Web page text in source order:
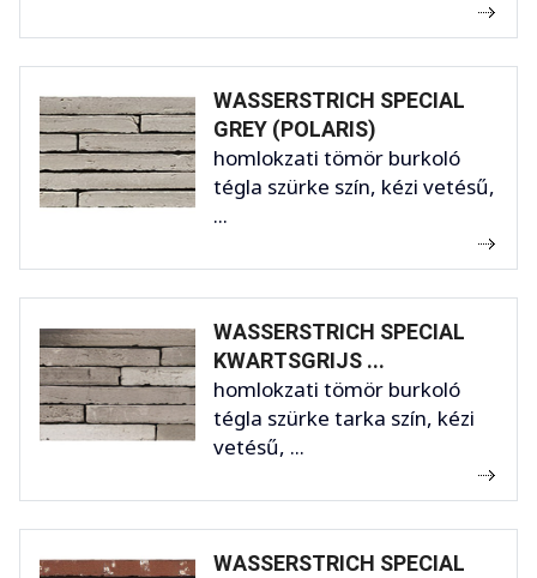
WASSERSTRICH SPECIAL
GREY (POLARIS)
homlokzati tömör burkoló
tégla szürke szín, kézi vetésű,
...
WASSERSTRICH SPECIAL
KWARTSGRIJS ...
homlokzati tömör burkoló
tégla szürke tarka szín, kézi
vetésű, ...
WASSERSTRICH SPECIAL